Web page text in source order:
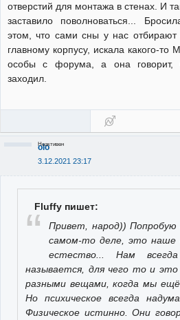
отверстий для монтажа в стенах. И
заставило поволноваться...
этом, что сами сны у нас отбирают
главному корпусу, искала какого-
особы с форума, а она говорит,
заходил.
olo
3.12.2021 23:17
Неактивен
Fluffy пишет:
Привет, народ))
самом-то деле, это наше
естество... Нам
называется, для чего то и
разными вещами, когда мы ещё
Но психическое всегда
Физическое истинно. Они